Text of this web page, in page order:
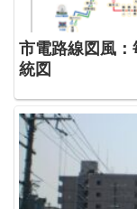
市電路線図風
統図